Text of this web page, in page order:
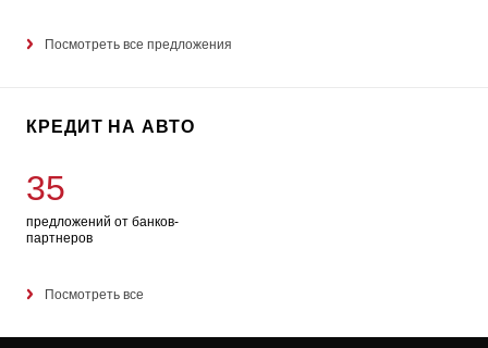
Посмотреть все предложения
КРЕДИТ НА АВТО
35
предложений от банков-
партнеров
Посмотреть все